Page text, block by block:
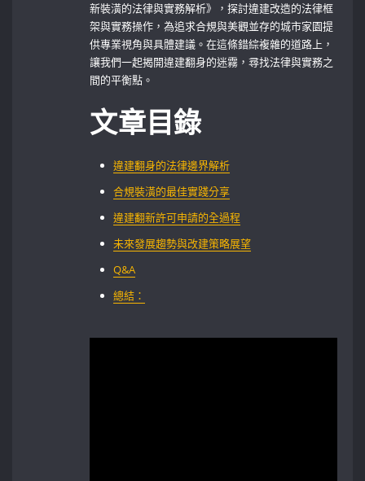
新裝潢的法律與實務解析》，探討違建改造的法律框
架與實務操作，為追求合規與美觀並存的城市家園提
供專業視角與具體建議。在這條錯綜複雜的道路上，
讓我們一起揭開違建翻身的迷霧，尋找法律與實務之
間的平衡點。
文章目錄
違建翻身的法律邊界解析
合規裝潢的最佳實踐分享
違建翻新許可申請的全過程
未來發展趨勢與改建策略展望
Q&A
總結：